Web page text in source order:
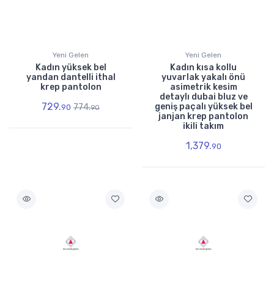
Yeni Gelen
Kadın yüksek bel
yandan dantelli ithal
krep pantolon
729.90 774.90
Yeni Gelen
Kadın kısa kollu
yuvarlak yakalı önü
asimetrik kesim
detaylı dubai bluz ve
geniş paçalı yüksek bel
janjan krep pantolon
ikili takım
1,379.90